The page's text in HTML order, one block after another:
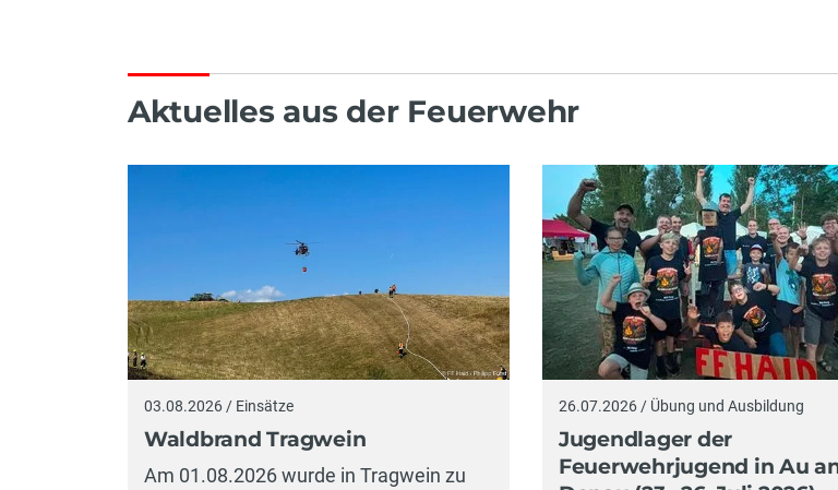
Aktuelles aus der Feuerwehr
03.08.2026 / Einsätze
Waldbrand Tragwein
Am 01.08.2026 wurde in Tragwein zu
26.07.2026 / Übung und Ausbildung
Jugendlager der
Feuerwehrjugend in Au